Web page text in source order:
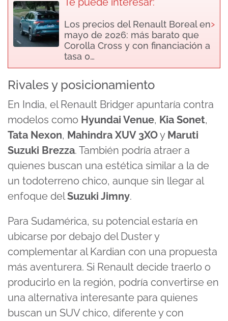
Los precios del Renault Boreal en
mayo de 2026: más barato que
Corolla Cross y con financiación a
tasa 0…
›
Rivales y posicionamiento
En India, el Renault Bridger apuntaría contra
modelos como Hyundai Venue, Kia Sonet,
Tata Nexon, Mahindra XUV 3XOy Maruti
Suzuki Brezza. También podría atraer a
quienes buscan una estética similar a la de
un todoterreno chico, aunque sin llegar al
enfoque delSuzuki Jimny.
Para Sudamérica, su potencial estaría en
ubicarse por debajo del Duster y
complementar al Kardian con una propuesta
más aventurera. Si Renault decide traerlo o
producirlo en la región, podría convertirse en
una alternativa interesante para quienes
buscan un SUV chico, diferente y con